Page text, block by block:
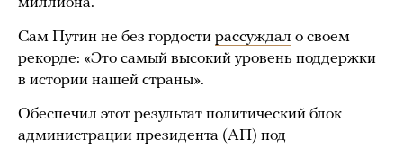
Сам Путин не без гордости рассуждал о своем
рекорде: «Это самый высокий уровень поддержки
в истории нашей страны».
Обеспечил этот результат политический блок
администрации президента (АП) под